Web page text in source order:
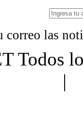
correo las
Todos
|